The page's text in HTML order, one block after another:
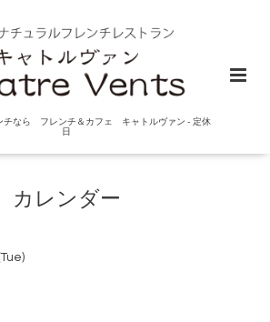
チなら フレンチ＆カフェ キャトルヴァン - 定休
日
カレンダー